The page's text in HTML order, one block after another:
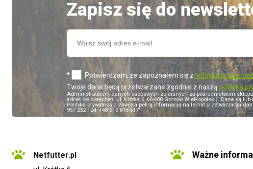
Zapisz się do
* Potwierdzam, że zapoznałem się zpolityką
Twoje dane będą przetwarzane zgodnie z naszą polityką
Administratorem danych osobowych zbieranych za pośrednictwem sklepu
adres do doręczeń: ul. Krótka 6, 66-400 Gorzów Wielkopolski). Dane są
Polityka prywatności zawiera pełną informację na temat przetwarzania
957 252 124, +48 519 818 617"
Netfutter.pl
Ważne